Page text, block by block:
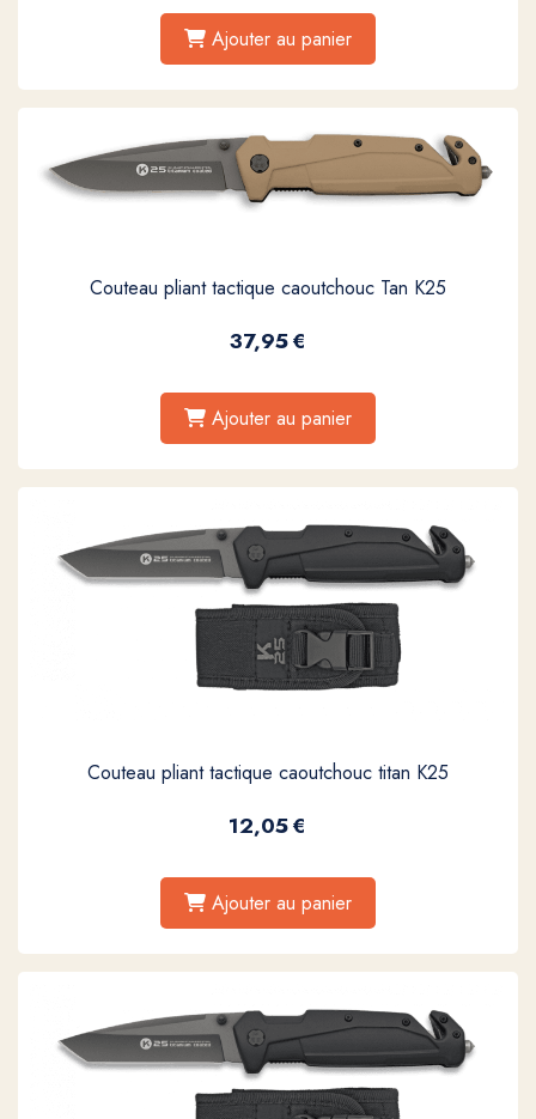
Ajouter au panier
Couteau pliant tactique caoutchouc Tan K25
37,95€
Ajouter au panier
Couteau pliant tactique caoutchouc titan K25
12,05€
Ajouter au panier